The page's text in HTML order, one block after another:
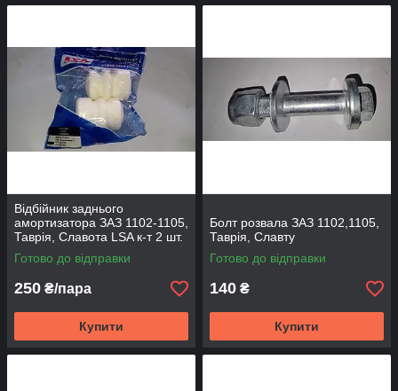
Відбійник заднього
амортизатора ЗАЗ 1102-1105,
Таврія, Славота LSA к-т 2 шт.
Готово до відправки
250 ₴/пара
Купити
Болт розвала ЗАЗ 1102,1105,
Таврія, Славту
Готово до відправки
140 ₴
Купити